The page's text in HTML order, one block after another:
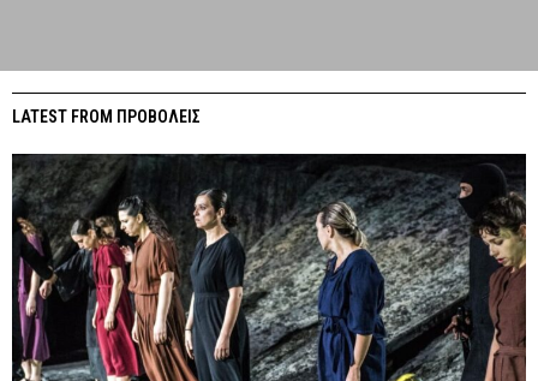
LATEST FROM ΠΡΟΒΟΛΕΙΣ